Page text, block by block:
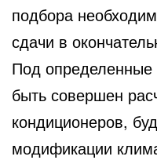
подбора
сдачи в
Под определенные
быть совершен
кондиционеров,
модификации